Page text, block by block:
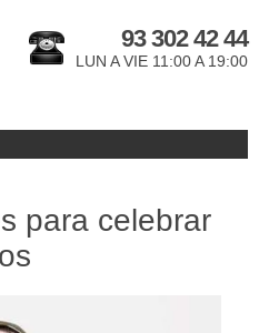
93 302 42 44
LUN A VIE 11:00 A 19:00
para celebrar